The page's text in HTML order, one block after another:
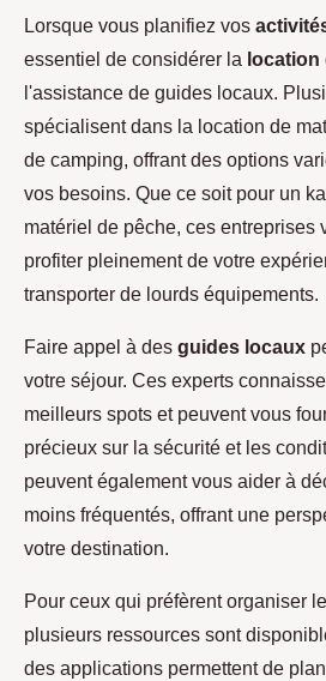
Lorsque vous planifiez vos
essentiel de considérer la
l'assistance de guides locaux.
spécialisent dans la location de
de camping, offrant des options
vos besoins. Que ce soit pour un
matériel de pêche, ces entreprises
profiter pleinement de votre
transporter de lourds équipements.
Faire appel à des guides locaux
votre séjour. Ces experts
meilleurs spots et peuvent vous
précieux sur la sécurité et les
peuvent également vous aider à
moins fréquentés, offrant une
votre destination.
Pour ceux qui préfèrent organiser
plusieurs ressources sont
des applications permettent de